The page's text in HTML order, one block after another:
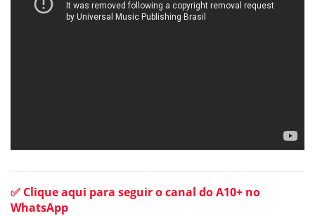
✅ Clique aqui para seguir o canal do A10+ no
WhatsApp